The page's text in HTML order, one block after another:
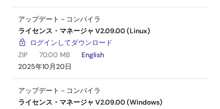
アップデート－コンパイラ
ライセンス・マネージャ V2.09.00 (Linux)
ログインしてダウンロード
ZIP
70.00 MB
English
2025年10月20日
アップデート－コンパイラ
ライセンス・マネージャ V2.09.00 (Windows)